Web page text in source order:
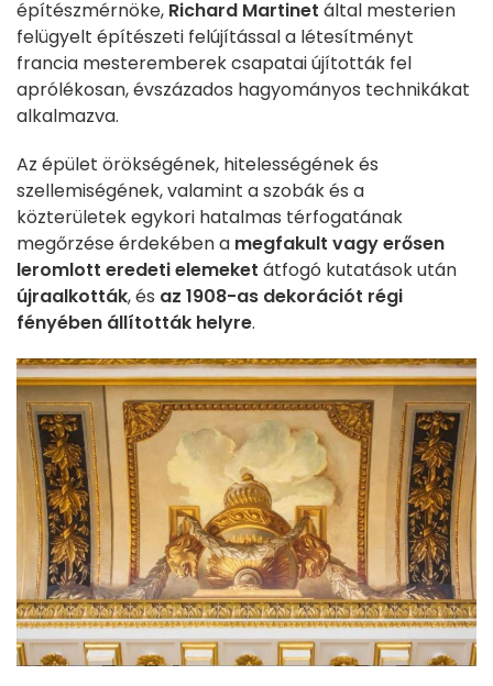
építészmérnöke, Richard Martinet által mesterien
felügyelt építészeti felújítással a létesítményt
francia mesteremberek csapatai újították fel
aprólékosan, évszázados hagyományos technikákat
alkalmazva.
Az épület örökségének, hitelességének és
szellemiségének, valamint a szobák és a
közterületek egykori hatalmas térfogatának
megőrzése érdekében a megfakult vagy erősen
leromlott eredeti elemeket átfogó kutatások után
újraalkották, és az 1908-as dekorációt régi
fényében állították helyre.